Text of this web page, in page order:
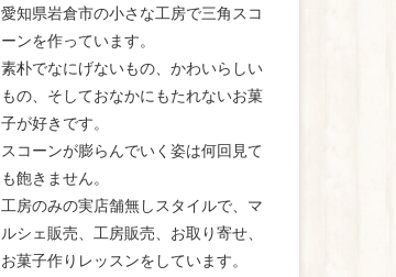
愛知県岩倉市の小さな工房で三角スコ
ーンを作っています。
素朴でなにげないもの、かわいらしい
もの、そしておなかにもたれないお菓
子が好きです。
スコーンが膨らんでいく姿は何回見て
も飽きません。
工房のみの実店舗無しスタイルで、マ
ルシェ販売、工房販売、お取り寄せ、
お菓子作りレッスンをしています。